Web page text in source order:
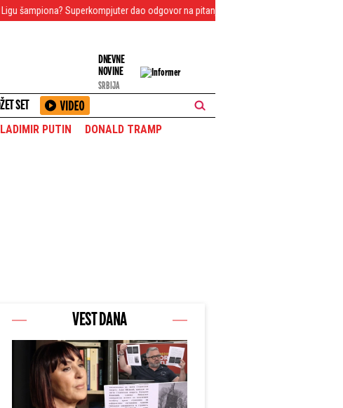
Superkompjuter dao odgovor na pitanje koje sve zanima
DNEVNE
NOVINE
SRBIJA
SET
PUTIN DONALD TRAMP
VEST DANA